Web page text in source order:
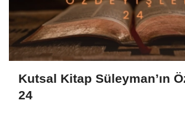
Kutsal Kitap Süleyman’ın
24